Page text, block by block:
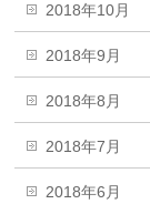
2018年10月
2018年9月
2018年8月
2018年7月
2018年6月